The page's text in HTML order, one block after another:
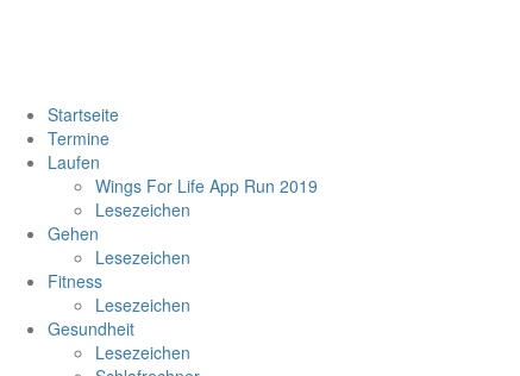
Startseite
Termine
Laufen
Wings For Life App Run 2019
Lesezeichen
Gehen
Lesezeichen
Fitness
Lesezeichen
Gesundheit
Lesezeichen